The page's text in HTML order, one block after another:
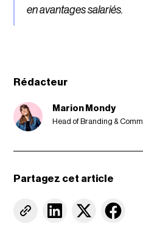
Rédacteur
Marion Mondy
Head of Branding &
Partagez cet article
en avantages salariés.